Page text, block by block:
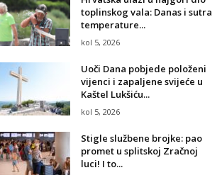
toplinskog vala: Danas i sutra
temperature...
kol 5, 2026
Uoči Dana pobjede položeni
vijenci i zapaljene svijeće u
Kaštel Lukšiću...
kol 5, 2026
Stigle službene brojke: pao
promet u splitskoj Zračnoj
luci! I to...